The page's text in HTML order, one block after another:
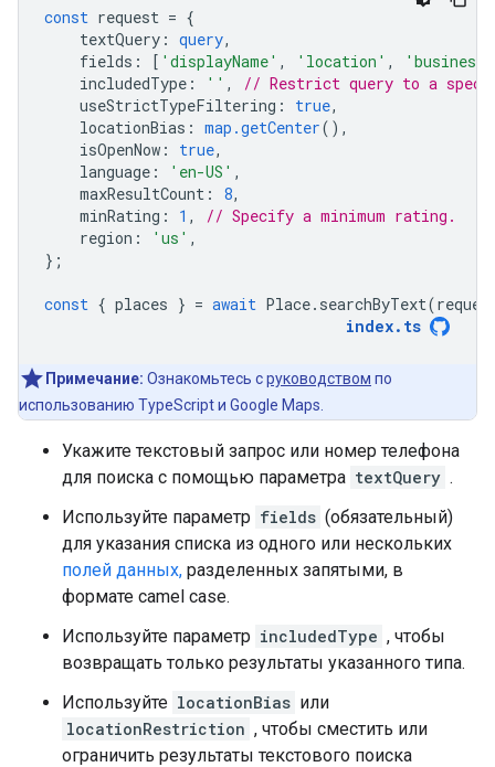
const request = {
textQuery : query,
fields : [ 'displayName' , 'location' ,
includedType : '' ,
// Restrict query to a
useStrictTypeFiltering : true,
locationBias : map.getCenter(),
isOpenNow : true,
language : 'en-US' ,
maxResultCount : 8,
minRating : 1 ,
// Specify a minimum rating.
region : 'us' ,
};
const { places } = await Place. searchByText(
index. ts
Примечание: Ознакомьтесь сруководством по
использованию TypeScript и Google Maps.
Укажите текстовый запрос или номер телефона
для поиска с помощью параметра textQuery .
Используйте параметр fields (обязательный)
для указания списка из одного или нескольких
полей данных, разделенных запятыми, в
формате camel case.
Используйте параметр includedType , чтобы
возвращать только результаты указанного типа.
Используйте locationBias или
locationRestriction , чтобы сместить или
ограничить результаты текстового поиска